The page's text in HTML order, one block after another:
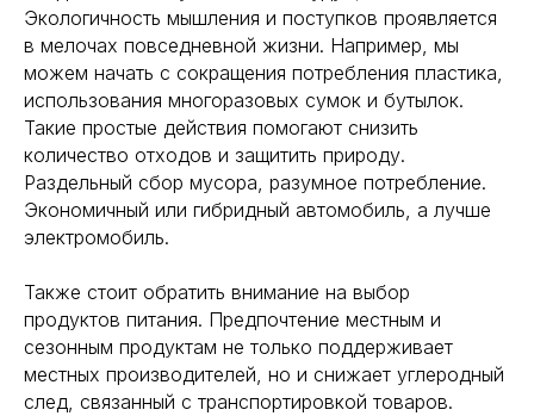
Экологичность мышления и поступков проявляется
в мелочах повседневной жизни. Например, мы
можем начать с сокращения потребления пластика,
использования многоразовых сумок и бутылок.
Такие простые действия помогают снизить
количество отходов и защитить природу.
Раздельный сбор мусора, разумное потребление.
Экономичный или гибридный автомобиль, а лучше
электромобиль.
Также стоит обратить внимание на выбор
продуктов питания. Предпочтение местным и
сезонным продуктам не только поддерживает
местных производителей, но и снижает углеродный
след, связанный с транспортировкой товаров.